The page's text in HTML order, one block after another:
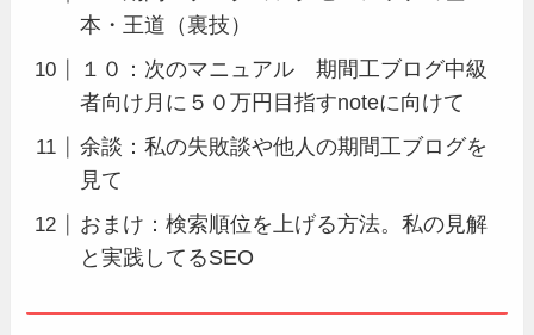
本・王道（裏技）
１０：次のマニュアル 期間工ブログ中級
者向け月に５０万円目指すnoteに向けて
余談：私の失敗談や他人の期間工ブログを
見て
おまけ：検索順位を上げる方法。私の見解
と実践してるSEO